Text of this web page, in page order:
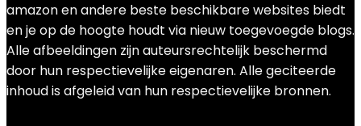
amazon en andere beste beschikbare websites biedt
en je op de hoogte houdt via nieuw toegevoegde blogs.
Alle afbeeldingen zijn auteursrechtelijk beschermd
door hun respectievelijke eigenaren. Alle geciteerde
inhoud is afgeleid van hun respectievelijke bronnen.